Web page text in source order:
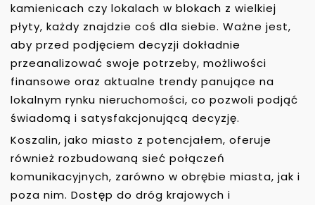
kamienicach czy lokalach w blokach z wielkiej
płyty, każdy znajdzie coś dla siebie. Ważne jest,
aby przed podjęciem decyzji dokładnie
przeanalizować swoje potrzeby, możliwości
finansowe oraz aktualne trendy panujące na
lokalnym rynku nieruchomości, co pozwoli podjąć
świadomą i satysfakcjonującą decyzję.
Koszalin, jako miasto z potencjałem, oferuje
również rozbudowaną sieć połączeń
komunikacyjnych, zarówno w obrębie miasta, jak i
poza nim. Dostęp do dróg krajowych i